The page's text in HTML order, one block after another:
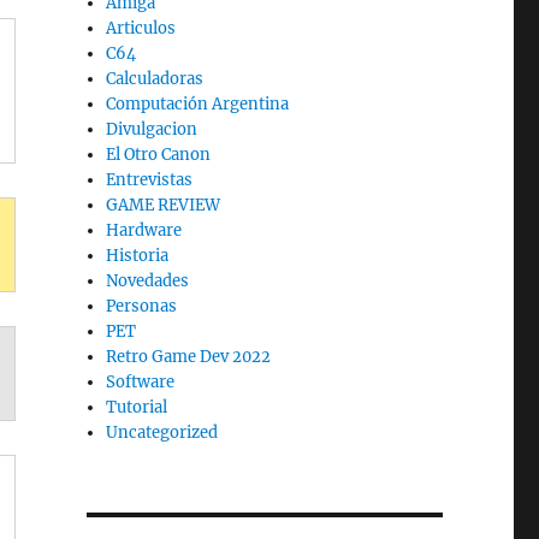
Articulos
C64
Calculadoras
Computación Argentina
Divulgacion
El Otro Canon
Entrevistas
GAME REVIEW
Hardware
Historia
Novedades
Personas
PET
Retro Game Dev 2022
Software
Tutorial
Uncategorized